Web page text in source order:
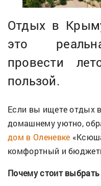
Отдых в
это
провести
пользой.
Если вы ищете отдых
домашнему уютно,
дом в Оленевке
комфортный и
Почему стоит